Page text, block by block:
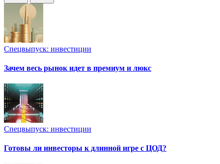
Спецвыпуск: инвестиции
Зачем весь рынок идет в премиум и люкс
Спецвыпуск: инвестиции
Готовы ли инвесторы к длинной игре с ЦОД?